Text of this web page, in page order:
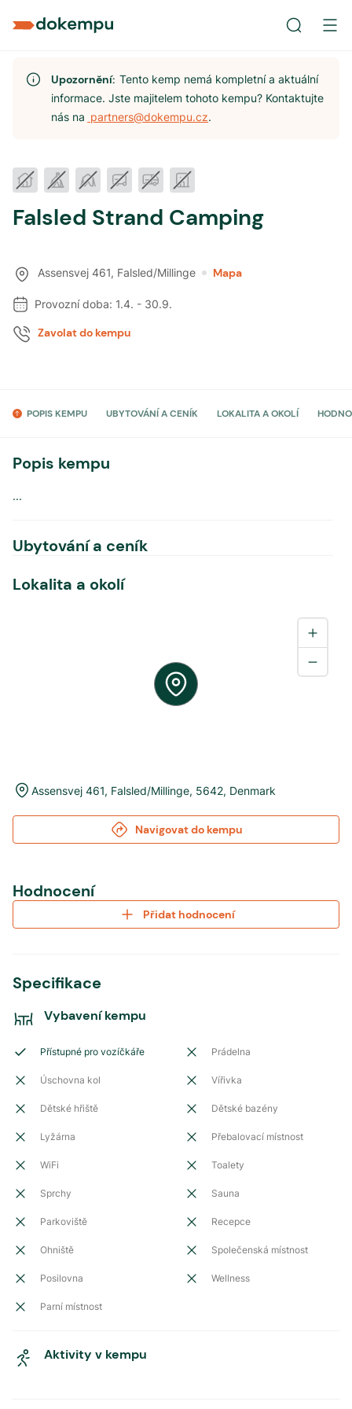
Upozornění:Tento kemp nemá kompletní a aktuální
informace. Jste majitelem tohoto kempu? Kontaktujte
nás na partners@dokempu.cz.
Falsled Strand Camping
Assensvej 461, Falsled/Millinge Mapa
Provozní doba: 1.4. - 30.9.
Zavolat do kempu
POPIS KEMPU UBYTOVÁNÍ A CENÍK LOKALITA A OKOLÍ
Popis kempu
...
Ubytování a ceník
Lokalita a okolí
Assensvej 461, Falsled/Millinge, 5642, Denmark
Navigovat do kempu
Hodnocení
Přidat hodnocení
Specifikace
Vybavení kempu
Přístupné pro vozíčkáře Prádelna
Úschovna kol Vířivka
Dětské hřiště Dětské bazény
Lyžárna Přebalovací místnost
WiFi Toalety
Sprchy Sauna
Parkoviště Recepce
Ohniště Společenská místnost
Posilovna Wellness
Parní místnost
Aktivity v kempu